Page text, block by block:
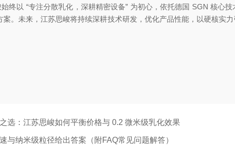
终以 “专注分散乳化，深耕精密设备” 为初心，依托德国 SGN 核心
。未来，江苏思峻将持续深耕技术研发，优化产品性能，以硬核实
选：江苏思峻如何平衡价格与 0.2 微米级乳化效果
与纳米级粒径给出答案（附FAQ常见问题解答）